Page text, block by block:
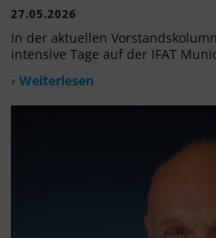
27.05.2026
In der aktuellen
intensive Tage auf der IFAT
› Weiterlesen